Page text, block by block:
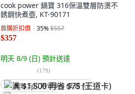
cook power 鍋寶 316保溫雙層防燙不
銹鋼快煮壺, KT-90171
首購折扣價 35%$557
$357
明天 8/9 (日) 預計送達
(179)
满 $1,500 再省 $75 (王道卡)